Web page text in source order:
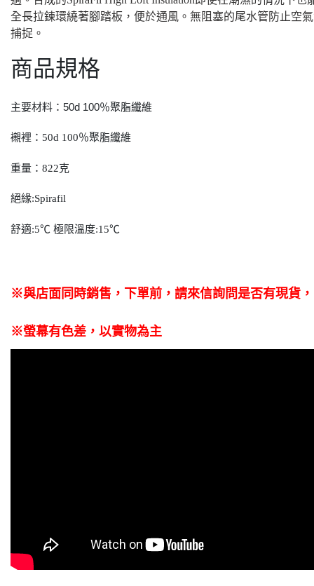
全長拉鍊環繞著腳踏板，便於通風。 無阻塞的尾水管防止空
捕捉。
商品規格
主要材料 ： 50d 100％聚脂纖維
襯裡：50d 100％聚脂纖維
重量：822克
絕緣:Spirafil
舒適:5℃ 極限溫度:15℃
※與店面同時銷售 ， 下單前 ， 請來信詢問是否有現貨
※螢幕有色差，以實物為主